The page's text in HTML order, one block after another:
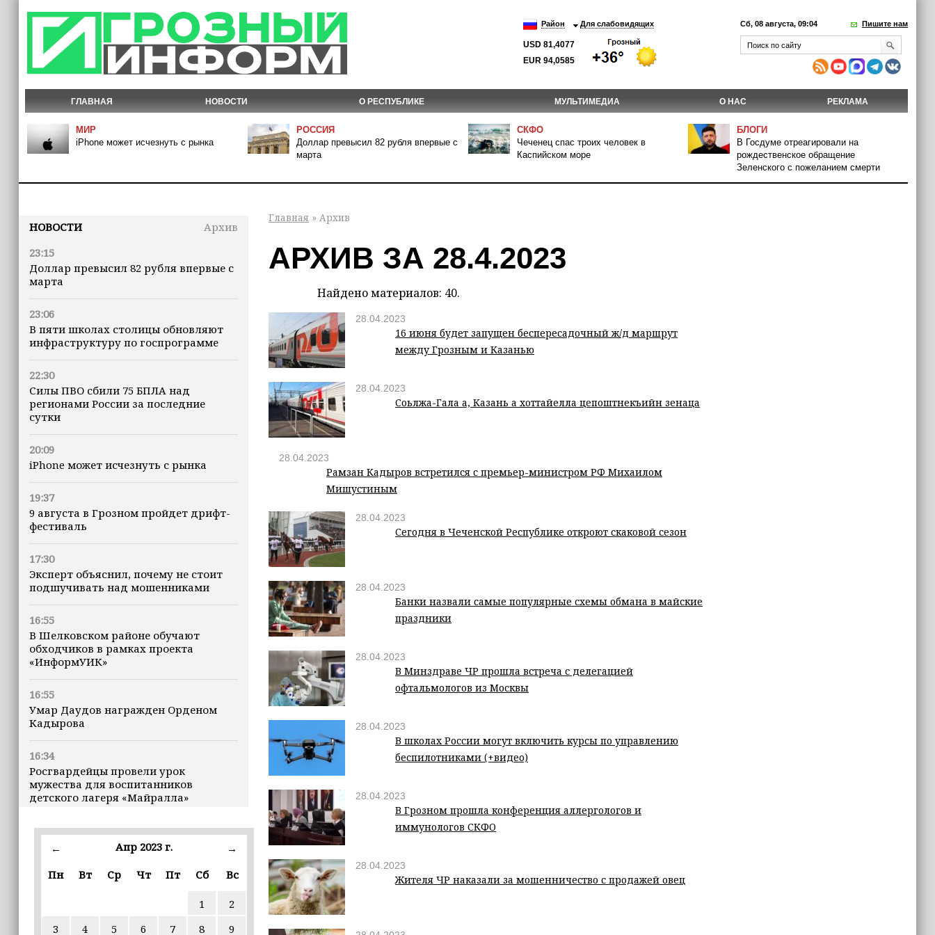
Район Для слабовидящих
USD 81,4077
EUR 94,0585
Сб, 08 августа, 09:04 Пишите нам
ГЛАВНАЯ НОВОСТИ О РЕСПУБЛИКЕ МУЛЬТИМЕДИА О НАС РЕКЛАМА
МИР
iPhone может исчезнуть с рынка
РОССИЯ
Доллар превысил 82 рубля впервые с
марта
СКФО
Чеченец спас троих человек в
Каспийском море
БЛОГИ
В Госдуме отреагировали на
рождественское обращение
Зеленского с пожеланием смерти
НОВОСТИ
Архив
23:15
Доллар превысил 82 рубля впервые с
марта
23:06
В пяти школах столицы обновляют
инфраструктуру по госпрограмме
22:30
Силы ПВО сбили 75 БПЛА над
регионами России за последние
сутки
20:09
iPhone может исчезнуть с рынка
19:37
9 августа в Грозном пройдет дрифт-
фестиваль
17:30
Эксперт объяснил, почему не стоит
подшучивать над мошенниками
16:55
В Шелковском районе обучают
обходчиков в рамках проекта
«ИнформУИК»
16:55
Умар Даудов награжден Орденом
Кадырова
16:34
Росгвардейцы провели урок
мужества для воспитанников
детского лагеря «Майралла»
16:30
Дмитрий Чернышенко: Внутренний
въездной — на 20,1%
← Апр 2023 г.
→
Пн
Вт Ср Чт Пт Сб Вс
1
2
3
4 5 6 7 8 9
Главная » Архив
АРХИВ ЗА 28.4.2023
Найдено материалов: 40.
28.04.2023
16 июня будет запущен беспересадочный ж/д маршрут
между Грозным и Казанью
28.04.2023
Соьлжа-ГӀала а, Казань а хӀоттайелла цӀепоштнекъийн зӀенаца
28.04.2023
Рамзан Кадыров встретился с премьер-министром РФ Михаилом
Мишустиным
28.04.2023
Сегодня в Чеченской Республике откроют скаковой сезон
28.04.2023
Банки назвали самые популярные схемы обмана в майские
праздники
28.04.2023
В Минздраве ЧР прошла встреча с делегацией
офтальмологов из Москвы
28.04.2023
В школах России могут включить курсы по управлению
беспилотниками (+видео)
28.04.2023
В Грозном прошла конференция аллергологов и
иммунологов СКФО
28.04.2023
Жителя ЧР наказали за мошенничество с продажей овец